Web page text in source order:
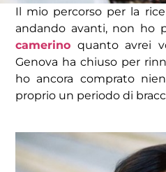
Il mio percorso per la
andando avanti, non ho
camerino quanto avrei
Genova ha chiuso per
ho ancora comprato
proprio un periodo di